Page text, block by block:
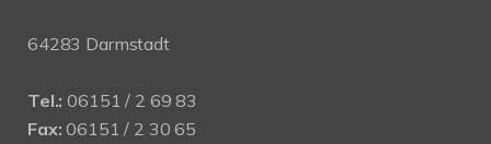
64283 Darmstadt
Tel.: 06151 / 2 69 83
Fax: 06151 / 2 30 65